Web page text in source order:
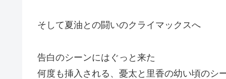
そして夏油との闘いのクライマックスへ
告白のシーンにはぐっと来た
何度も挿入される、憂太と里香の幼い頃のシ